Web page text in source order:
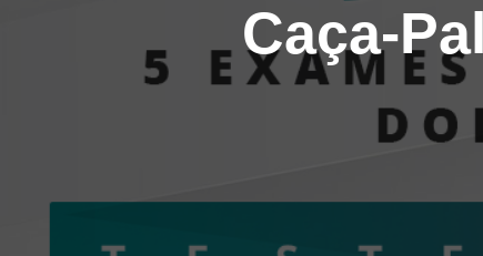
Caça-